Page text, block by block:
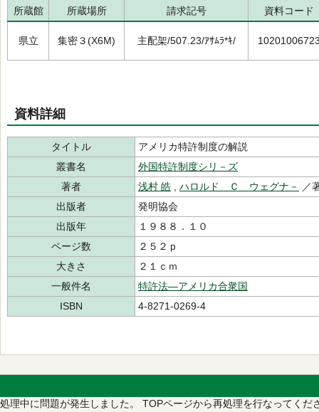
所蔵館 所蔵場所 請求記号 資料コード
県立 集密３(X6M) 主配架/507.23/ｱｻﾑﾗ*ｷ/
資料詳細
タイトル
アメリカ特許制度の解説
叢書名
外国特許制度シリ－ズ
著者
浅村 皓 ハロルド Ｃ ウェグナ－
／
出版者
発明協会
出版年
１９８８．１０
ページ数
２５２ｐ
大きさ
２１ｃｍ
一般件名
特許法―アメリカ合衆国
ISBN
4-8271-0269-4
処理中に問題が発生しました。 TOPページから再処理を行なってくだ